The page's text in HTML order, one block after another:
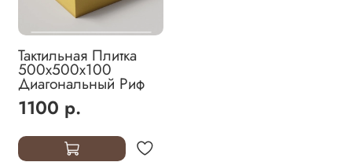
Тактильная Плитка
500х500х100
Диагональный Риф
1100 р.